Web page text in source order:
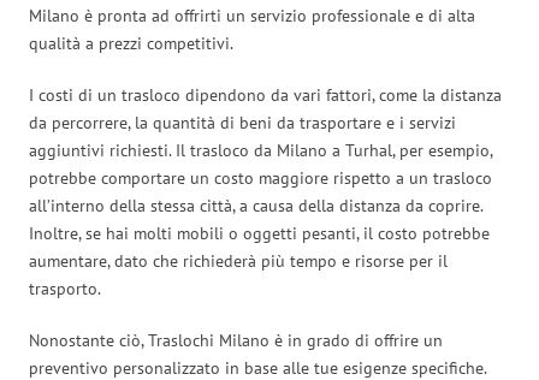
Milano è pronta ad offrirti un servizio professionale e di alta
qualità a prezzi competitivi.
I costi di un trasloco dipendono da vari fattori, come la distanza
da percorrere, la quantità di beni da trasportare e i servizi
aggiuntivi richiesti. Il trasloco da Milano a Turhal, per esempio,
potrebbe comportare un costo maggiore rispetto a un trasloco
all’interno della stessa città, a causa della distanza da coprire.
Inoltre, se hai molti mobili o oggetti pesanti, il costo potrebbe
aumentare, dato che richiederà più tempo e risorse per il
trasporto.
Nonostante ciò, Traslochi Milano è in grado di offrire un
preventivo personalizzato in base alle tue esigenze specifiche.